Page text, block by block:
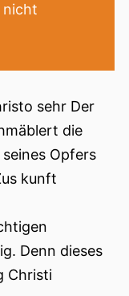
nicht
sehr Der
die
Opfers
kunft
Denn dieses
Christi